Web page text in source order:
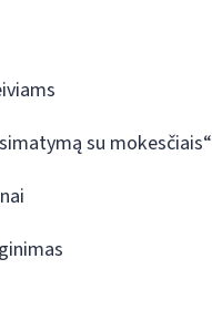
su mokesčiais“